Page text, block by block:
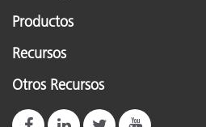
Productos
Recursos
Otros Recursos